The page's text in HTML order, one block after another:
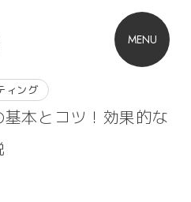
MENU
ィング
本とコツ！効果的な